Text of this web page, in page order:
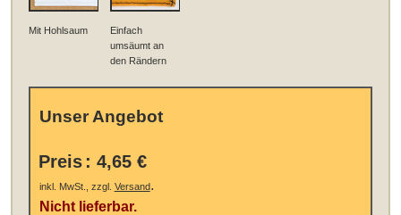
Mit Hohlsaum
Einfach
umsäumt an
den Rändern
Unser Angebot
Preis : 4,65 €
inkl. MwSt., zzgl. Versand.
Nicht lieferbar.